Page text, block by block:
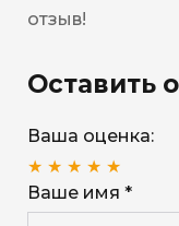
отзыв!
Оставить
Ваша оценка:
★ ★ ★ ★ ★
Ваше имя *